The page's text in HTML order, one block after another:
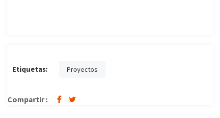
Etiquetas: Proyectos
Compartir :